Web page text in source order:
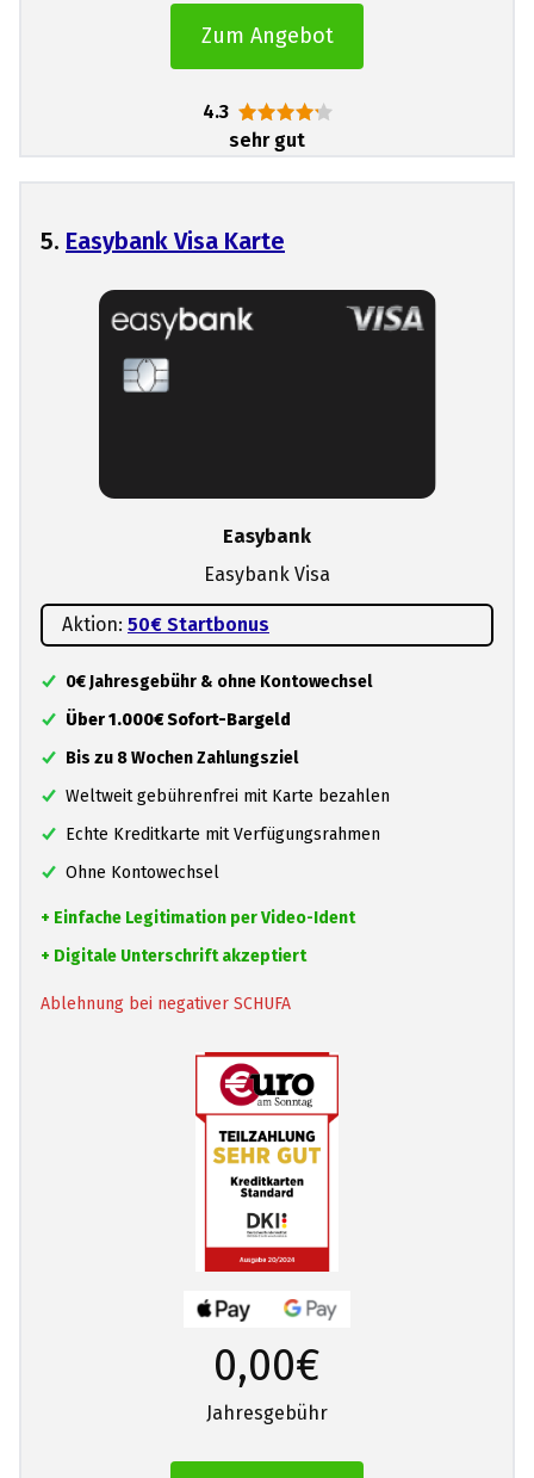
Zum Angebot
4.3
sehr gut
5. Easybank Visa Karte
Easybank
Easybank Visa
Aktion: 50€ Startbonus
0€ Jahresgebühr & ohne Kontowechsel
Über 1.000€ Sofort-Bargeld
Bis zu 8 Wochen Zahlungsziel
Weltweit gebührenfrei mit Karte bezahlen
Echte Kreditkarte mit Verfügungsrahmen
Ohne Kontowechsel
+ Einfache Legitimation per Video-Ident
+ Digitale Unterschrift akzeptiert
Ablehnung bei negativer SCHUFA
0,00€
Jahresgebühr